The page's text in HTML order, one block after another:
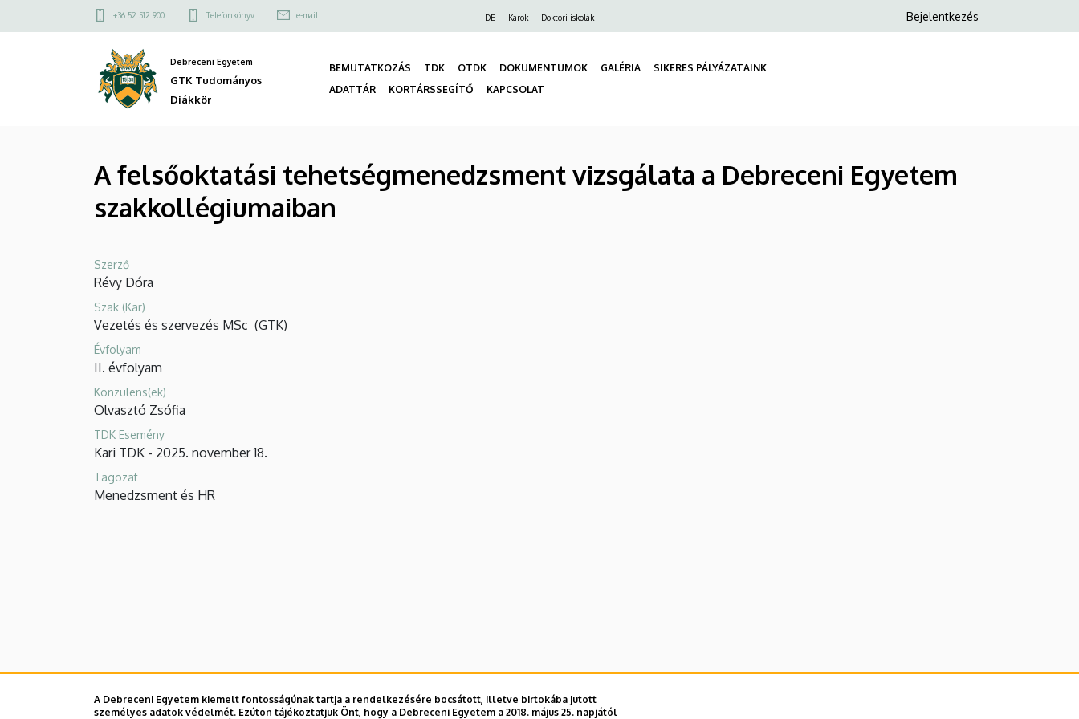
felsőoktatási
tehetségmenedzsment
vizsgálata
Debreceni
Egyetem
Tudományos
a
Felső
menü
+36 52 512 900 Telefonkönyv e-mail DE Karok Doktori iskolák
Anonim
Bejelentkezés
Debreceni Egyetem
GTK Tudományos
Diákkör
Fő
BEMUTATKOZÁS TDK OTDK DOKUMENTUMOK GALÉRIA
SIKERES PÁLYÁZATAINK
ADATTÁR
KORTÁRSSEGÍTŐ KAPCSOLAT
A felsőoktatási tehetségmenedzsment vizsgálata a Debreceni Egyetem
szakkollégiumaiban
Szerző
Révy Dóra
Szak (Kar)
Vezetés és szervezés MSc (GTK)
Évfolyam
II. évfolyam
Konzulens(ek)
Olvasztó Zsófia
TDK Esemény
Kari TDK - 2025. november 18.
Tagozat
Menedzsment és HR
A Debreceni Egyetem kiemelt fontosságúnak tartja a rendelkezésére bocsátott, illetve birtokába jutott
személyes adatok védelmét. Ezúton tájékoztatjuk Önt, hogy a Debreceni Egyetem a 2018. május 25. napjától